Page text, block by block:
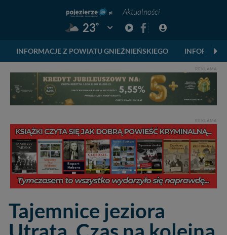
Aktualności
23° Pogoda: Gniezno
INFORMACJE Z POWIATU GNIEŹNIEŃSKIEGO
REKLAMA
REKLAMA
Tajemnice jeziora